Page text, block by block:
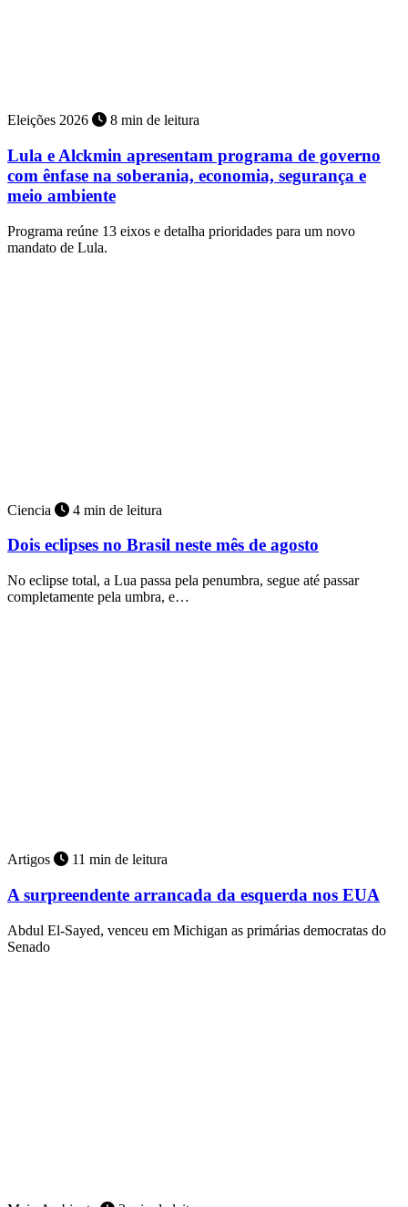
Eleições 2026 8 min de leitura
Lula e Alckmin apresentam programa de governo
com ênfase na soberania, economia, segurança e
meio ambiente
Programa reúne 13 eixos e detalha prioridades para um novo
mandato de Lula.
Ciencia 4 min de leitura
Dois eclipses no Brasil neste mês de agosto
No eclipse total, a Lua passa pela penumbra, segue até passar
completamente pela umbra, e…
Artigos 11 min de leitura
A surpreendente arrancada da esquerda nos EUA
Abdul El-Sayed, venceu em Michigan as primárias democratas do
Senado